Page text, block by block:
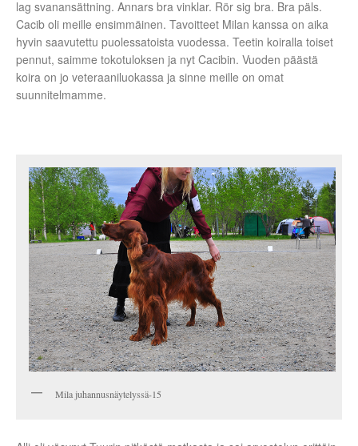
lag svanansättning. Annars bra vinklar. Rör sig bra. Bra päls.
Cacib oli meille ensimmäinen. Tavoitteet Milan kanssa on aika
hyvin saavutettu puolessatoista vuodessa. Teetin koiralla toiset
pennut, saimme tokotuloksen ja nyt Cacibin. Vuoden päästä
koira on jo veteraaniluokassa ja sinne meille on omat
suunnitelmamme.
Mila juhannusnäytelyssä-15